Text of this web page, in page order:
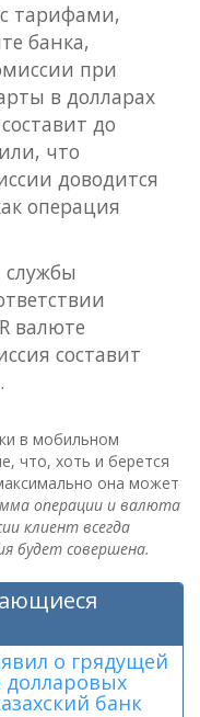
тарифами,
банка,
при
в долларах
до
что
доводится
операция
службы
валюте
составит
в мобильном
что, хоть и берется
она может
операции и валюта
клиент всегда
будет совершена.
о грядущей
долларовых
банк